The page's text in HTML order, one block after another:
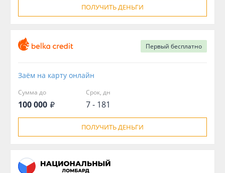
ПОЛУЧИТЬ ДЕНЬГИ
Первый бесплатно
Заём на карту онлайн
Сумма до
100 000
Срок, дн
7 - 181
ПОЛУЧИТЬ ДЕНЬГИ